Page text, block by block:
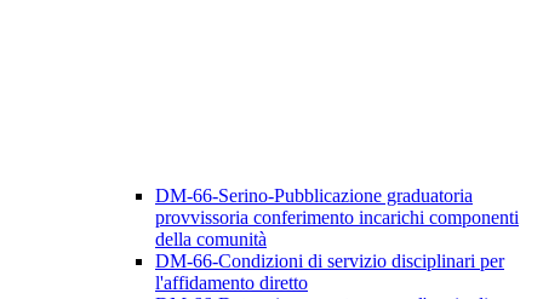
DM-66-Serino-Pubblicazione graduatoria
provvissoria conferimento incarichi componenti
della comunità
DM-66-Condizioni di servizio disciplinari per
l'affidamento diretto